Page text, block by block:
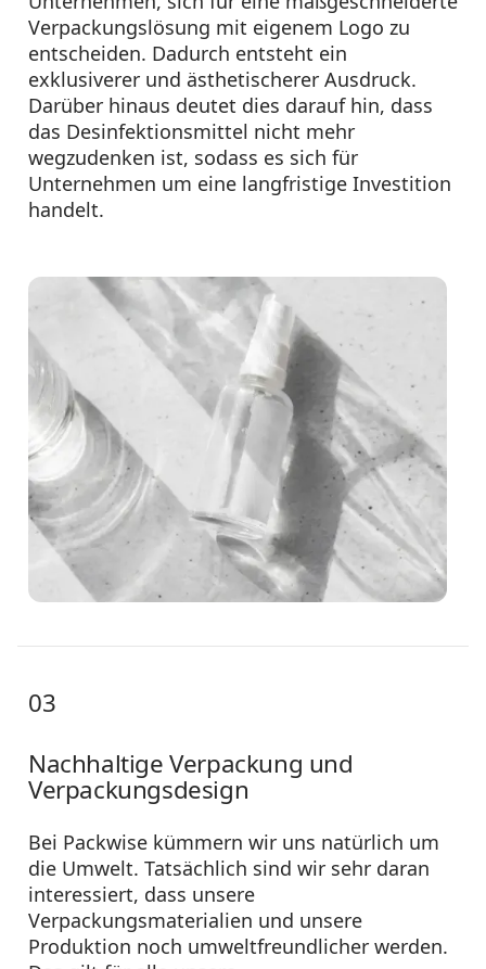
Verpackungslösung mit eigenem Logo zu
entscheiden. Dadurch entsteht ein
exklusiverer und ästhetischerer Ausdruck.
Darüber hinaus deutet dies darauf hin, dass
das Desinfektionsmittel nicht mehr
wegzudenken ist, sodass es sich für
Unternehmen um eine langfristige Investition
handelt.
03
Nachhaltige Verpackung und
Verpackungsdesign
Bei Packwise kümmern wir uns natürlich um
die Umwelt. Tatsächlich sind wir sehr daran
interessiert, dass unsere
Verpackungsmaterialien und unsere
Produktion noch umweltfreundlicher werden.